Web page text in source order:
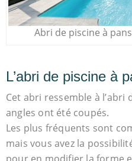
Abri de piscine à
L’abri de piscine à
Cet abri ressemble à
angles ont été coupés.
Les plus fréquents sont
mais vous avez la